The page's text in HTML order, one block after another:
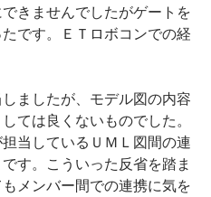
きませんでしたがゲートを
です。ＥＴロボコンでの経
ましたが、モデル図の内容
ては良くないものでした。
当しているＵＭＬ図間の連
す。こういった反省を踏ま
メンバー間での連携に気を